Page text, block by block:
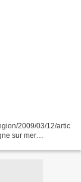
2009/03/12/artic
sur mer
sur-l-